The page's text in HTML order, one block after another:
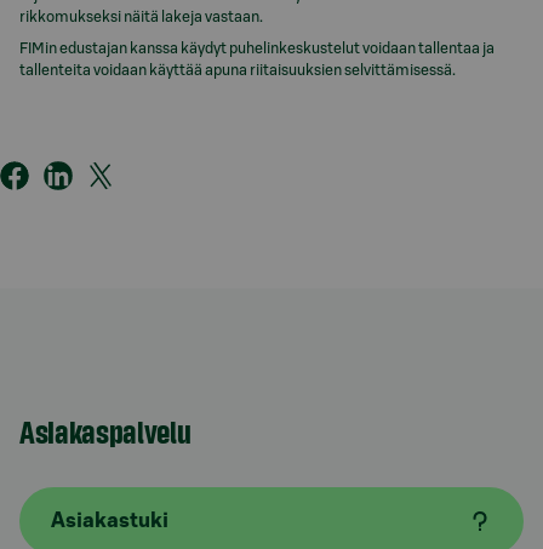
rikkomukseksi näitä lakeja vastaan.
FIMin edustajan kanssa käydyt puhelinkeskustelut voidaan tallentaa ja
tallenteita voidaan käyttää apuna riitaisuuksien selvittämisessä.
Asiakaspalvelu
Asiakastuki